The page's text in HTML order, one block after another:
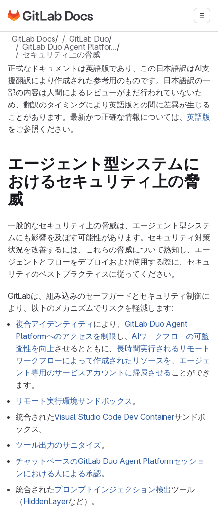
メインコンテンツにスキップ
GitLabドキュメントのホームページに移動 メニ
GitLab Docs/ GitLab Duo/
GitLab Duo Agent Platfor…/
セキュリティ上の脅威
正式なドキュメントは英語版であり、この日本語訳はAI支
援翻訳により作成された参考用のものです。日本語訳の一
部の内容は人間によるレビューがまだ行われていないた
め、翻訳のタイミングにより英語版との間に差異が生じる
ことがあります。最新かつ正確な情報については、 英語版
をご参照ください。
エージェント型システムに
おけるセキュリティ上の脅
威
一般的なセキュリティ上の脅威は、エージェント型システ
ムにも影響を及ぼす可能性があります。セキュリティ対策
状況を改善するには、これらの脅威について熟知し、エー
ジェントとフローをデプロイおよび使用する際に、セキュ
リティのベストプラクティスに従ってください。
GitLabは、組み込みのセーフガードとセキュリティ制御に
より、以下のメカニズムでリスクを軽減します:
複合アイデンティティ により、 GitLab Duo Agent
Platformへのアクセスを制限 し、 AIワークフローの可監
査性を向上させるとともに、 長時間実行されるリモート
ワークフローによって作成されたリソースを、エージェ
ント専用のサービスアカウントに帰属させる ことができ
ます。
リモート実行環境サンドボックス。
統合されたVisual Studio Code Dev Containerサンドボ
ックス。
ツール出力のサニタイズ。
チャットベースのGitLab Duo Agent Platformセッショ
ンにおける人による承認。
統合されたプロンプトインジェクション検出ツール
（HiddenLayerなど）。